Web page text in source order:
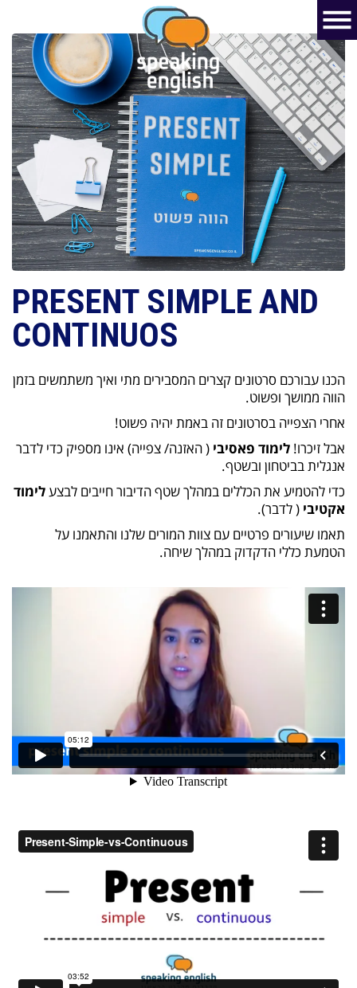
PRESENT SIMPLE AND
CONTINUOS
הכנו עבורכם סרטונים קצרים המסבירים מתי ואיך משתמשים בזמן
הווה ממושך ופשוט.
אחרי הצפייה בסרטונים זה באמת יהיה פשוט!
אבל זיכרו! לימוד פאסיבי ( האזנה/ צפייה) אינו מספיק כדי לדבר
אנגלית בביטחון ובשטף.
כדי להטמיע את הכללים במהלך שטף הדיבור חייבים לבצעלימוד
אקטיבי ( לדבר).
תאמו שיעורים פרטיים עם צוות המורים שלנו והתאמנו על
הטמעת כללי הדקדוק במהלך שיחה.